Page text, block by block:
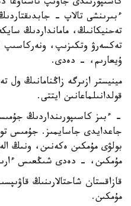
كاسىپورىندى جاۋىپ تاستاۋعا
ءبىرىنشى تالاپ -
تەحنيكانىڭ، مامانداردىڭ
تەكسەرۋ وتكىزىپ، ونەركاسىپ
ۇيعارىم، - دەدى.
مينيستر ازىرگە زاڭنامانىڭ ول
قولدانىلماعانىن ايتتى.
- ءبىز كاسىپورىنداردىڭ
جاعدايدى جاسايمىز. جۇمىس
بولۋى مۇمكىن ەكەنىن، ونىڭ
مۇمكىن، - دەدى شىڭعىس
قازاقستان شاحتالارىنىڭ
مۇمكىن.